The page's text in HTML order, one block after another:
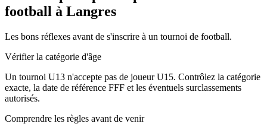
football à Langres
Les bons réflexes avant de s'inscrire à un tournoi de football.
Vérifier la catégorie d'âge
Un tournoi U13 n'accepte pas de joueur U15. Contrôlez la catégorie
exacte, la date de référence FFF et les éventuels surclassements
autorisés.
Comprendre les règles avant de venir